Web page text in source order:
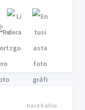
hace 6 años